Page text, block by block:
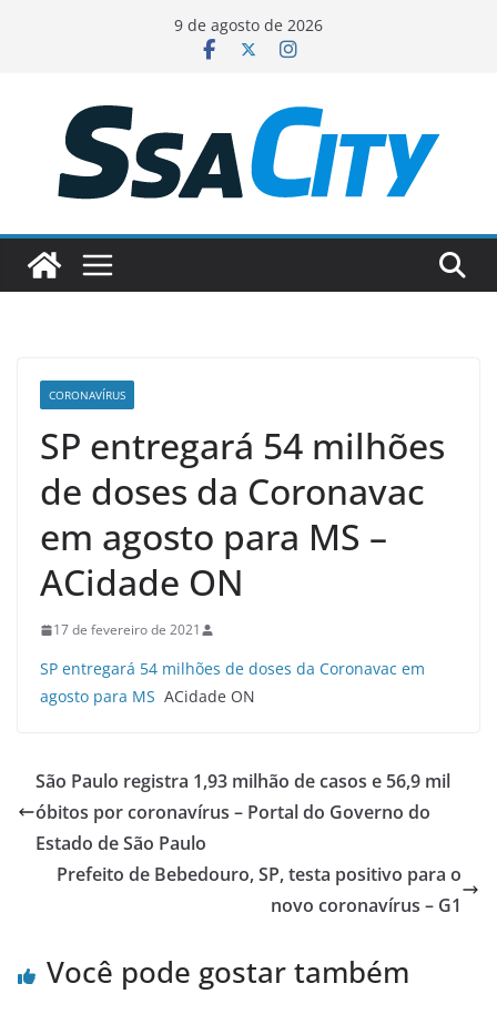
conteúdo
9 de agosto de 2026
CORONAVÍRUS
SP entregará 54 milhões
de doses da Coronavac
em agosto para MS –
ACidade ON
17 de fevereiro de 2021
SP entregará 54 milhões de doses da Coronavac em
agosto para MS ACidade ON
São Paulo registra 1,93 milhão de casos e 56,9 mil
óbitos por coronavírus – Portal do Governo do
Estado de São Paulo
Prefeito de Bebedouro, SP, testa positivo para o
novo coronavírus – G1
Você pode gostar também